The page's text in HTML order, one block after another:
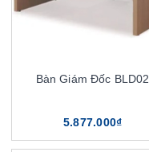
Bàn Giám Đốc BLD02
5.877.000₫